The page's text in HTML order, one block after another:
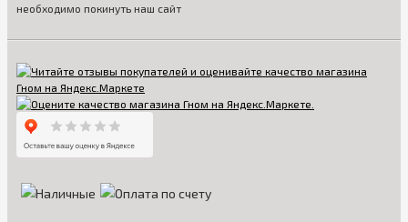
необходимо покинуть наш сайт